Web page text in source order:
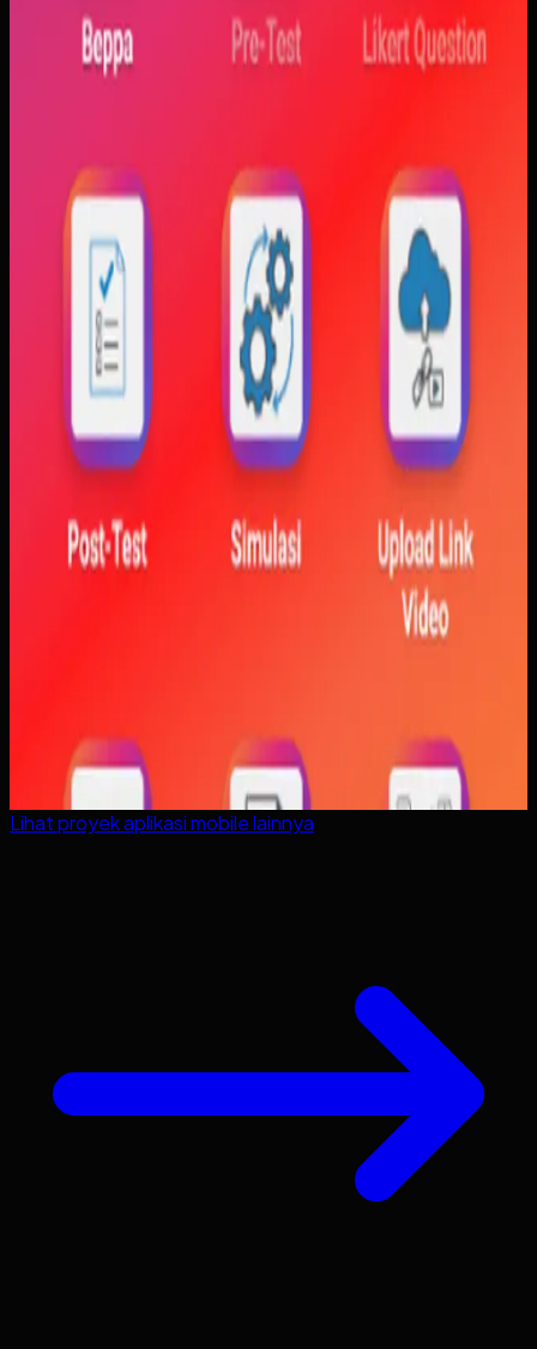
konsisten. Materi yang hanya tampil statis juga membuat
konsep perubahan fase dan perilaku sistem sulit
dibayangkan.
visualisasi gerak, dan grafik yang berubah langsung saat
variabel diubah. Dengan begitu, mahasiswa bisa melihat
hubungan antara teori dan simulasi secara lebih konkret.
Baca studi kasus lengkap
Lihat proyekaplikasi mobilelainnya